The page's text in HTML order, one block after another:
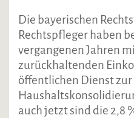
Die bayerischen
Rechtspfleger haben
vergangenen Jahren
zurückhaltenden
öffentlichen Dienst zur
auch jetzt sind die 2,8